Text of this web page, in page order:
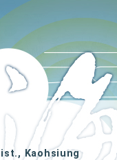
Kaohsiung